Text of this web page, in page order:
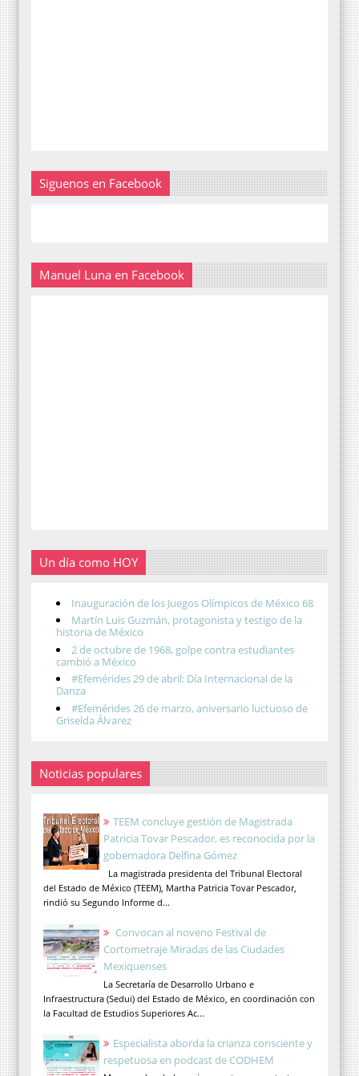
Siguenos en Facebook
Manuel Luna en Facebook
Un día como HOY
Inauguración de los Juegos Olímpicos de México 68
Martín Luis Guzmán, protagonista y testigo de la
historia de México
2 de octubre de 1968, golpe contra estudiantes
cambió a México
#Efemérides 29 de abril: Día Internacional de la
Danza
#Efemérides 26 de marzo, aniversario luctuoso de
Griselda Álvarez
Noticias populares
TEEM concluye gestión de Magistrada
Patricia Tovar Pescador, es reconocida por la
gobernadora Delfina Gómez
La magistrada presidenta del Tribunal Electoral
del Estado de México (TEEM), Martha Patricia Tovar Pescador,
rindió su Segundo Informe d...
Convocan al noveno Festival de
Cortometraje Miradas de las Ciudades
Mexiquenses
La Secretaría de Desarrollo Urbano e
Infraestructura (Sedui) del Estado de México, en coordinación con
la Facultad de Estudios Superiores Ac...
Especialista aborda la crianza consciente y
respetuosa en podcast de CODHEM